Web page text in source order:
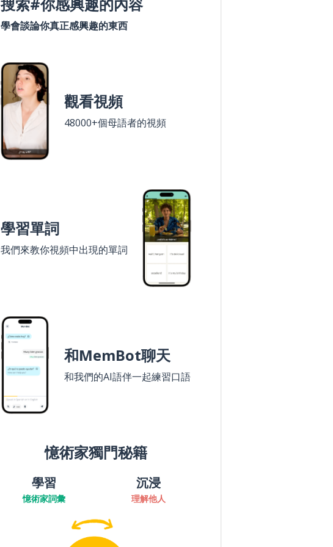
學會談論你真正感興趣的東西
觀看視頻
48000+個母語者的視頻
學習單詞
我們來教你視頻中出現的單詞
和MemBot聊天
和我們的AI語伴一起練習口語
憶術家獨門秘籍
學習
憶術家詞彙
沉浸
理解他人